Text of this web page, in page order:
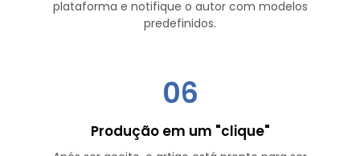
plataforma e notifique o autor com modelos
predefinidos.
06
Produção em um "clique"